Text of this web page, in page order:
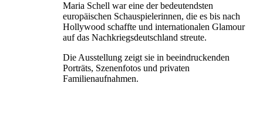
Maria Schell war eine der bedeutendsten
europäischen Schauspielerinnen, die es bis nach
Hollywood schaffte und internationalen Glamour
auf das Nachkriegsdeutschland streute.
Die Ausstellung zeigt sie in beeindruckenden
Porträts, Szenenfotos und privaten
Familienaufnahmen.